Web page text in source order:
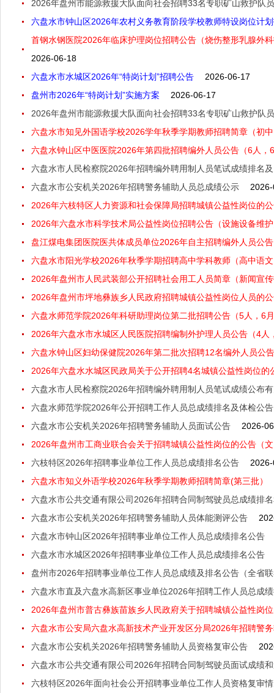
2026年盘州市能源救援大队面向社会招聘33名专职矿山救护队
六盘水市钟山区2026年农村义务教育阶段学校教师特设岗位计
首钢水钢医院2026年临床护理岗位招聘公告（烧伤整形乳腺外
2026-06-18
六盘水市水城区2026年“特岗计划”招聘公告
2026-06-17
盘州市2026年“特岗计划”实施方案
2026-06-17
2026年盘州市能源救援大队面向社会招聘33名专职矿山救护队
六盘水市知见外国语学校2026学年秋季学期教师招聘简章（初
六盘水钟山区中医医院2026年第四批招聘编外人员公告（6人，
六盘水市人民检察院2026年招聘编外聘用制人员笔试成绩排名
六盘水市公安机关2026年招聘警务辅助人员总成绩公示
2026年六枝特区人力资源和社会保障局招聘城镇公益性岗位的
2026年六盘水市科学技术局公益性岗位招聘公告（设施设备维
盘江煤电集团医院医共体成员单位2026年自主招聘编外人员公
六盘水市阳光学校2026年秋季学期招聘高中学科教师（高中语
2026年盘州市人民武装部公开招聘社会用工人员简章（新闻宣
2026年盘州市坪地彝族乡人民政府招聘城镇公益性岗位人员的
六盘水师范学院2026年科研助理岗位第二批招聘公告（5人，6
2026年六盘水市水城区人民医院招聘编制外护理人员公告（4人
六盘水钟山区妇幼保健院2026年第二批次招聘12名编外人员公
2026年六盘水水城区民政局关于公开招聘4名城镇公益性岗位
六盘水市人民检察院2026年招聘编外聘用制人员笔试成绩公布
六盘水师范学院2026年公开招聘工作人员总成绩排名及体检公告
六盘水市公安机关2026年招聘警务辅助人员面试公告
2026-
2026年盘州市工商业联合会关于招聘城镇公益性岗位的公告（
六枝特区2026年招聘事业单位工作人员总成绩排名公告
六盘水市知义外语学校2026年秋季学期教师招聘简章(第三批）
六盘水市公共交通有限公司2026年招聘合同制驾驶员总成绩排
六盘水市公安机关2026年招聘警务辅助人员体能测评公告
六盘水市钟山区2026年招聘事业单位工作人员总成绩排名公告
六盘水市水城区2026年招聘事业单位工作人员总成绩排名公告
盘州市2026年招聘事业单位工作人员总成绩及排名公告（全省
六盘水市直及六盘水高新区事业单位2026年招聘工作人员总成
2026年盘州市普古彝族苗族乡人民政府关于招聘城镇公益性岗
六盘水市公安局六盘水高新技术产业开发区分局2026年招聘警
六盘水市公安机关2026年招聘警务辅助人员资格复审公告
六盘水市公共交通有限公司2026年招聘合同制驾驶员面试成绩
六枝特区2026年面向社会公开招聘事业单位工作人员资格复审